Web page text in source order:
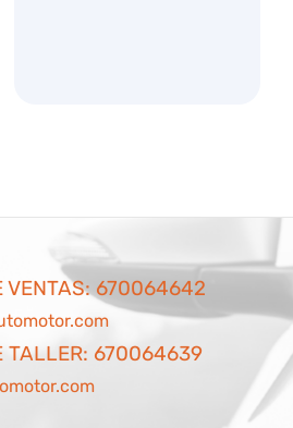
VENTAS: 670064642
TALLER: 670064639